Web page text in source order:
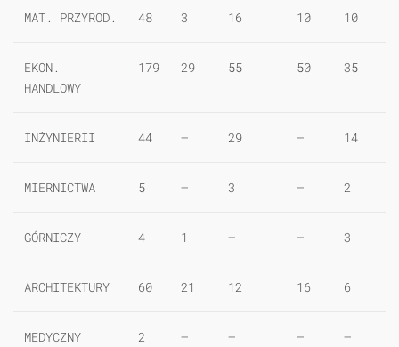
MAT. PRZYROD. 48 3 16 10 10
EKON.
HANDLOWY
179 29 55 50 35
INŻYNIERII 44 — 29 — 14
MIERNICTWA 5 — 3 — 2
GÓRNICZY 4 1 — — 3
ARCHITEKTURY 60 21 12 16 6
MEDYCZNY 2 — — — —